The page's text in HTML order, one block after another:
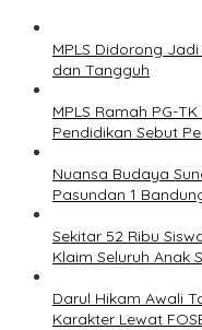
MPLS Didorong
dan Tangguh
MPLS Ramah PG-
Pendidikan Sebut
Nuansa Budaya
Pasundan 1
Sekitar 52 Ribu
Klaim Seluruh Anak
Darul Hikam Awali
Karakter Lewat